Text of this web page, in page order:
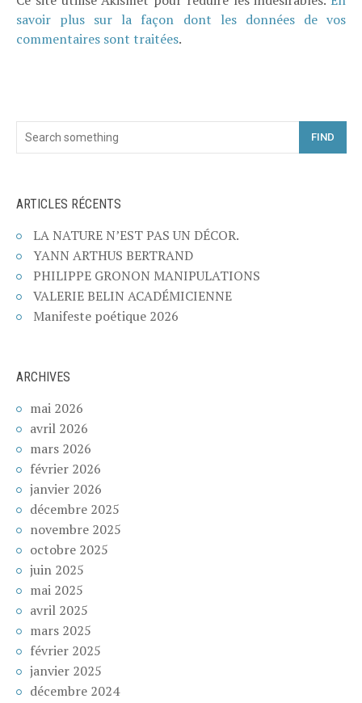
savoir plus sur la façon dont les données de vos
commentaires sont traitées.
FIND
ARTICLES RÉCENTS
LA NATURE N’EST PAS UN DÉCOR.
YANN ARTHUS BERTRAND
PHILIPPE GRONON MANIPULATIONS
VALERIE BELIN ACADÉMICIENNE
Manifeste poétique 2026
ARCHIVES
mai 2026
avril 2026
mars 2026
février 2026
janvier 2026
décembre 2025
novembre 2025
octobre 2025
juin 2025
mai 2025
avril 2025
mars 2025
février 2025
janvier 2025
décembre 2024